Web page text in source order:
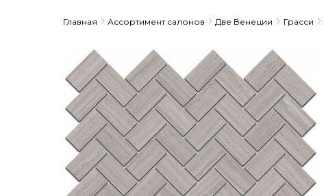
Главная Ассортимент салонов Две Венеции Грасси